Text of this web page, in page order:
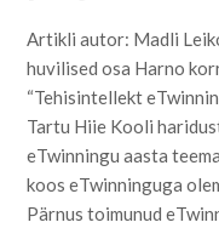
Artikli autor: Madli
huvilised osa Harno
“Tehisintellekt
Tartu Hiie Kooli
eTwinningu aasta
koos eTwinninguga
Pärnus toimunud